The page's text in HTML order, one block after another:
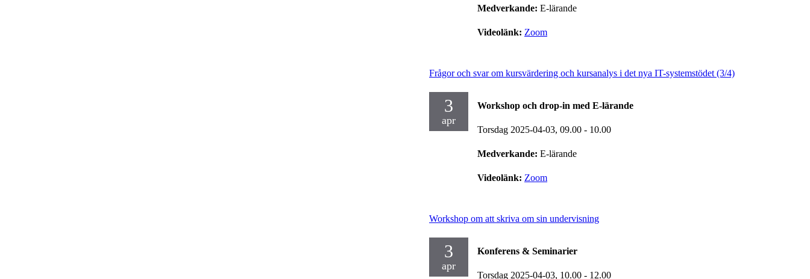
Medverkande: E-lärande
Videolänk: Zoom
Frågor och svar om kursvärdering och kursanalys i det nya IT-systemstödet (3/4)
3
apr
Workshop och drop-in med E-lärande
Torsdag 2025-04-03, 09.00 - 10.00
Medverkande: E-lärande
Videolänk: Zoom
Workshop om att skriva om sin undervisning
3
apr
Konferens & Seminarier
Torsdag 2025-04-03, 10.00 - 12.00